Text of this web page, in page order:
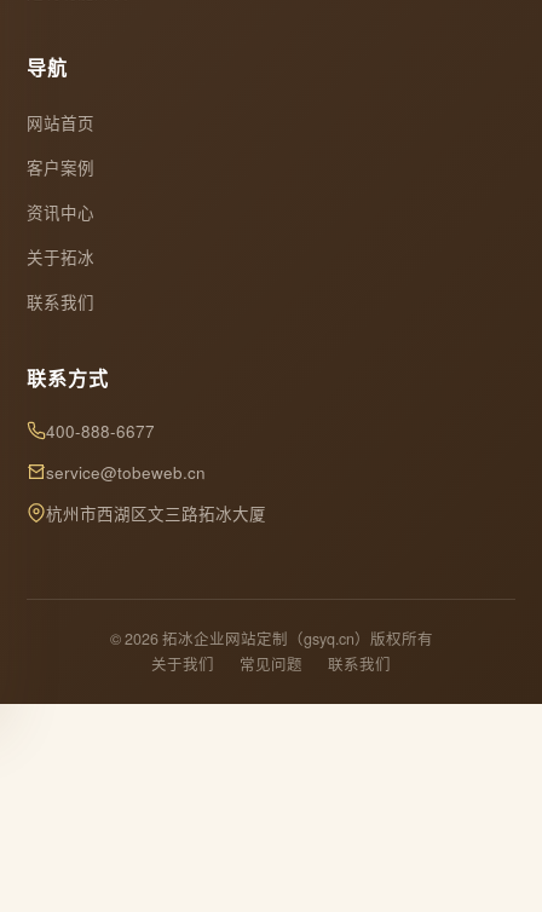
导航
网站首页
客户案例
资讯中心
关于拓冰
联系我们
联系方式
400-888-6677
service@tobeweb.cn
杭州市西湖区文三路拓冰大厦
© 2026 拓冰企业网站定制（gsyq.cn）版权所有
关于我们
常见问题 联系我们